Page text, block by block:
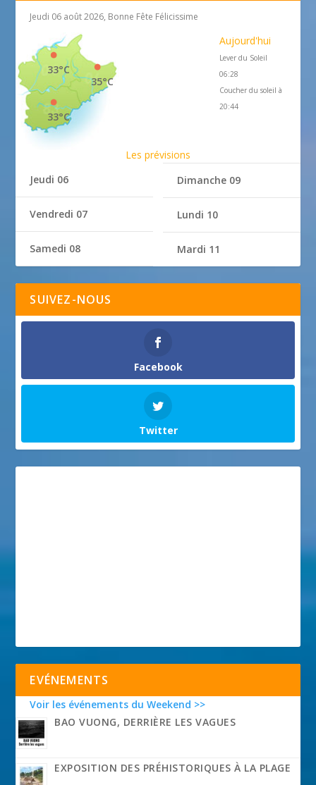
Jeudi 06 août 2026, Bonne Fête Félicissime
35°C
33°C
33°C
Aujourd'hui
Lever du Soleil
06:28
Coucher du soleil à
20:44
Les prévisions
Jeudi 06
Vendredi 07
Samedi 08
Dimanche 09
Lundi 10
Mardi 11
SUIVEZ-NOUS
Facebook
Twitter
EVÉNEMENTS
Voir les événements du Weekend >>
BAO VUONG, DERRIÈRE LES VAGUES
EXPOSITION DES PRÉHISTORIQUES À LA PLAGE